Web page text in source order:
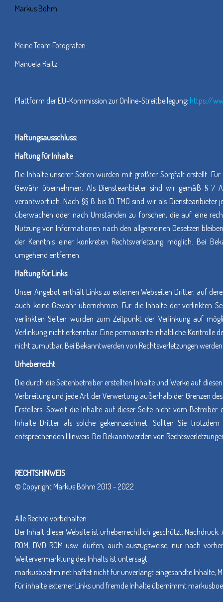
Markus Böhm
Meine Team Fotografen:
Manuela Raitz
Plattform der EU-Kommission zur Online-Streitbeilegung: https://
Haftungsausschluss:
Haftung für Inhalte
Die Inhalte unserer Seiten wurden mit größter Sorgfalt erstellt.
Gewähr übernehmen. Als Diensteanbieter sind wir gemäß § 7
verantwortlich. Nach §§ 8 bis 10 TMG sind wir als
überwachen oder nach Umständen zu forschen, die auf eine
Nutzung von Informationen nach den allgemeinen Gesetzen
der Kenntnis einer konkreten Rechtsverletzung möglich. Bei
umgehend entfernen.
Haftung für Links
Unser Angebot enthält Links zu externen Webseiten Dritter, auf
auch keine Gewähr übernehmen. Für die Inhalte der verlinkten
verlinkten Seiten wurden zum Zeitpunkt der Verlinkung auf
Verlinkung nicht erkennbar. Eine permanente inhaltliche Kontrolle
nicht zumutbar. Bei Bekanntwerden von Rechtsverletzungen
Urheberrecht
Die durch die Seitenbetreiber erstellten Inhalte und Werke auf
Verbreitung und jede Art der Verwertung außerhalb der Grenzen
Erstellers. Soweit die Inhalte auf dieser Seite nicht vom
Inhalte Dritter als solche gekennzeichnet. Sollten Sie
entsprechenden Hinweis. Bei Bekanntwerden von
RECHTSHINWEIS
© Copyright Markus Böhm 2013 - 2022
Alle Rechte vorbehalten.
Der Inhalt dieser Website ist urheberrechtlich geschützt.
ROM, DVD-ROM usw. dürfen, auch auszugsweise, nur nach
Weitervermarktung des Inhalts ist untersagt.
markusboehm.net haftet nicht für unverlangt eingesandte Inhalte,
Für inhalte externer Links und fremde Inhalte übernimmt